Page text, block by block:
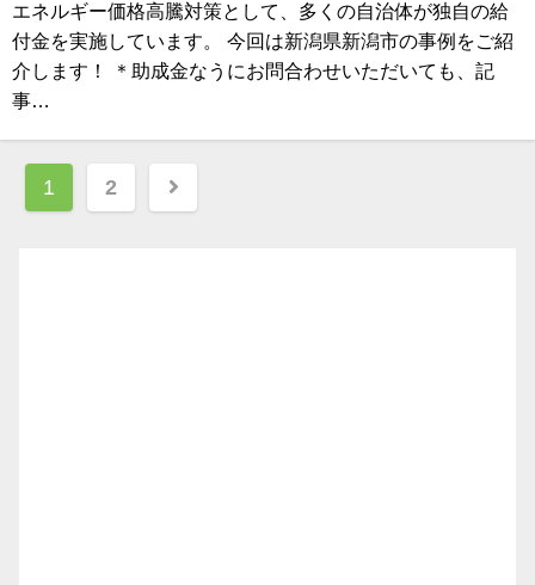
エネルギー価格高騰対策として、多くの自治体が独自の給
付金を実施しています。 今回は新潟県新潟市の事例をご紹
介します！ ＊助成金なうにお問合わせいただいても、記
事…
投
稿
1 2